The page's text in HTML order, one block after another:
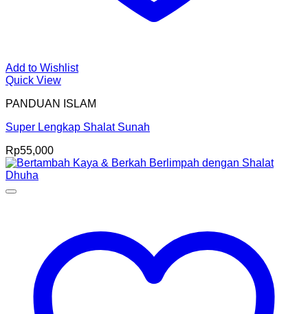
Add to Wishlist
Quick View
PANDUAN ISLAM
Super Lengkap Shalat Sunah
Rp55,000